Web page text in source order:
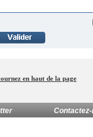
en haut de la page